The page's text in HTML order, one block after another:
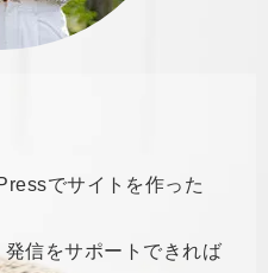
でサイトを作った
信をサポートできれば